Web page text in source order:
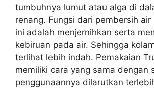
tumbuhnya lumut atau alga di
renang. Fungsi dari pembersih air
ini adalah menjernihkan serta
kebiruan pada air. Sehingga
terlihat lebih indah. Pemakaian
memiliki cara yang sama dengan
penggunaannya dilarutkan